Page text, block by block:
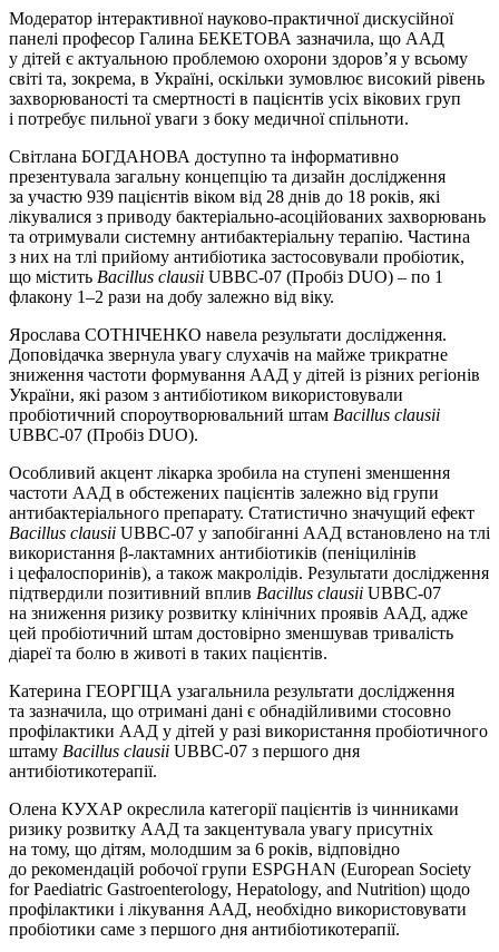
Модератор інтерактивної науково-практичної дискусійної
панелі професор Галина БЕКЕТОВА зазначила, що ААД
у дітей є актуальною проблемою охорони здоров’я у всьому
світі та, зокрема, в Україні, оскільки зумовлює високий рівень
захворюваності та смертності в пацієнтів усіх вікових груп
і потребує пильної уваги з боку медичної спільноти.
Світлана БОГДАНОВА доступно та інформативно
презентувала загальну концепцію та дизайн дослі­дження
за участю 939 пацієнтів віком від 28 днів до 18 років, які
лікувалися з приводу бактеріально-асо­ційованих захворювань
та отримували системну антибактеріальну терапію. Частина
з них на тлі прийому антибіотика застосовували пробіотик,
що містить Bacillus clausii UBBC-07 (Пробіз DUO) – по 1
флакону 1–2 рази на добу залежно від віку.
Ярослава СОТНІЧЕНКО навела результати дослі­дження.
Доповідачка звернула увагу слухачів на майже трикратне
зниження частоти формування ААД у дітей із різних регіонів
України, які разом з антибіотиком використовували
пробіотичний спороутворювальний штам Bacillus clausii
UBBC-07 (Пробіз DUO).
Особливий акцент лікарка зробила на ступені зменшення
частоти ААД в обстежених пацієнтів залежно від групи
антибактеріального препарату. Статистично значущий ефект
Bacillus clausii UBBC-07 у запобіганні ААД встановлено на тлі
використання β-лактамних антибіотиків (пеніцилінів
і цефалоспоринів), а також макролідів. Результати дослі­дження
підтвердили позитивний вплив Bacillus clausii UBBC-07
на зниження ризику розвитку клінічних проявів ААД, а­дже
цей пробіотичний штам достовірно зменшував тривалість
діареї та болю в животі в таких пацієнтів.
Катерина ГЕОРГІЦА узагальнила результати дослі­дження
та зазначила, що отримані дані є обнадійливими стосовно
профілактики ААД у дітей у разі використання пробіотичного
штаму Bacillus clausii UBBC-07 з першого дня
антибіотикотерапії.
Олена КУХАР окреслила категорії пацієнтів із чинниками
ризику розвитку ААД та закцентувала увагу присутніх
на тому, що дітям, молодшим за 6 років, відповідно
до рекомендацій робочої групи ESPGHAN (European Society
for Paediatric Gastroenterology, Hepatology, and Nutrition) щодо
профілактики і лікування ААД, необхідно використовувати
пробіотики саме з першого дня антибіотикотерапії.